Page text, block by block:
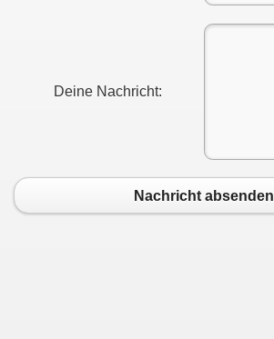
Deine Nachricht:
Nachricht absenden